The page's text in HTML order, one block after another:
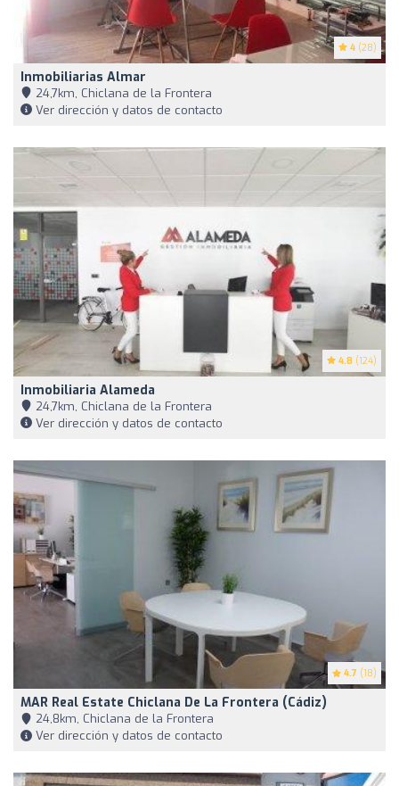
4 (28)
Inmobiliarias Almar
24,7km, Chiclana de la Frontera
Ver dirección y datos de contacto
4.8 (124)
Inmobiliaria Alameda
24,7km, Chiclana de la Frontera
Ver dirección y datos de contacto
4.7 (18)
MAR Real Estate Chiclana De La Frontera (Cádiz)
24,8km, Chiclana de la Frontera
Ver dirección y datos de contacto